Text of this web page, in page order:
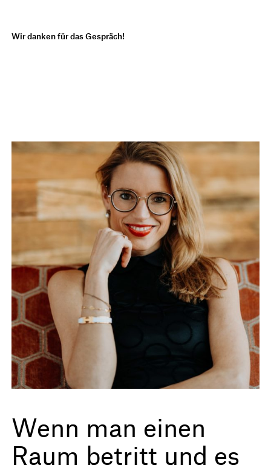
Wir danken für das Gespräch!
Wenn man einen
Raum betritt und es